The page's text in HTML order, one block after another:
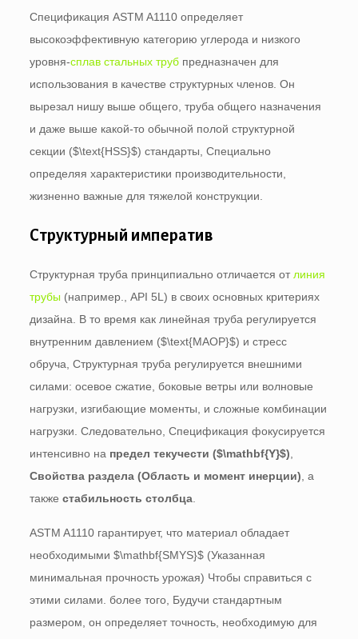
Спецификация ASTM A1110 определяет
высокоэффективную категорию углерода и низкого
уровня-сплав стальных трубпредназначен для
использования в качестве структурных членов. Он
вырезал нишу выше общего, труба общего назначения
и даже выше какой-то обычной полой структурной
секции ($\text{HSS}$) стандарты, Специально
определяя характеристики производительности,
жизненно важные для тяжелой конструкции.
Структурный императив
Структурная труба принципиально отличается от линия
трубы(например., API 5L) в своих основных критериях
дизайна. В то время как линейная труба регулируется
внутренним давлением ($\text{MAOP}$) и стресс
обруча, Структурная труба регулируется внешними
силами: осевое сжатие, боковые ветры или волновые
нагрузки, изгибающие моменты, и сложные комбинации
нагрузки. Следовательно, Спецификация фокусируется
интенсивно на предел текучести ($\mathbf{Y}$)
Свойства раздела (Область и момент инерции) , а
также стабильность столбца.
ASTM A1110 гарантирует, что материал обладает
необходимыми $\mathbf{SMYS}$(Указанная
минимальная прочность урожая) Чтобы справиться с
этими силами. более того, Будучи стандартным
размером, он определяет точность, необходимую для